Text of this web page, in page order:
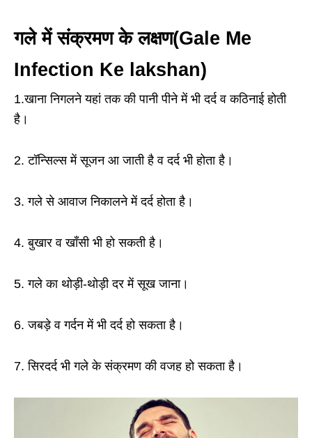
गले में संक्रमण के लक्षण(Gale Me
Infection Ke lakshan)
1.खाना निगलने यहां तक की पानी पीने में भी दर्द व कठिनाई होती
है।
2. टॉन्सिल्स में सूजन आ जाती है व दर्द भी होता है।
3. गले से आवाज निकालने में दर्द होता है।
4. बुखार व खाँसी भी हो सकती है।
5. गले का थोड़ी-थोड़ी दर में सूख जाना।
6. जबड़े व गर्दन में भी दर्द हो सकता है।
7. सिरदर्द भी गले के संक्रमण की वजह हो सकता है।